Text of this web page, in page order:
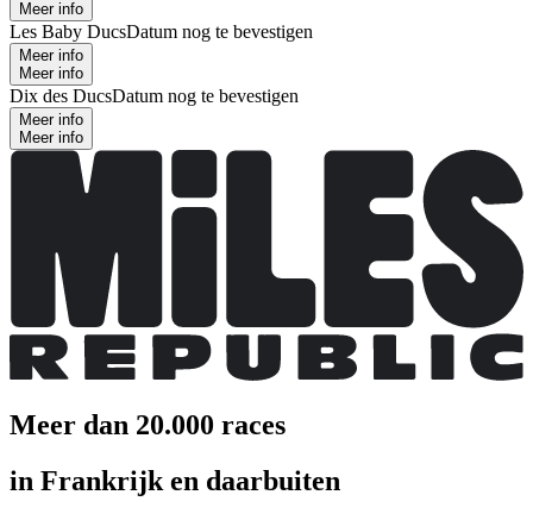
Meer info
Les Baby DucsDatum nog te bevestigen
Meer info
Meer info
Dix des DucsDatum nog te bevestigen
Meer info
Meer info
Meer dan 20.000 races
in Frankrijk en daarbuiten